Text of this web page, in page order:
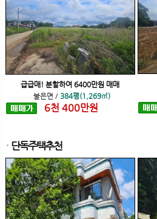
급급매! 분할하여 6400만원 매매
불은면 / 384평(1,269㎡)
6천 400만원
단독주택추천